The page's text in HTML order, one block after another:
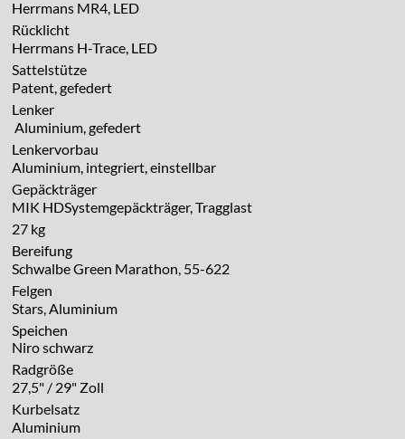
Herrmans MR4, LED
Rücklicht
Herrmans H-Trace, LED
Sattelstütze
Patent, gefedert
Lenker
Aluminium, gefedert
Lenkervorbau
Aluminium, integriert, einstellbar
Gepäckträger
MIK HDSystemgepäckträger, Tragglast
27 kg
Bereifung
Schwalbe Green Marathon, 55-622
Felgen
Stars, Aluminium
Speichen
Niro schwarz
Radgröße
27,5" / 29" Zoll
Kurbelsatz
Aluminium